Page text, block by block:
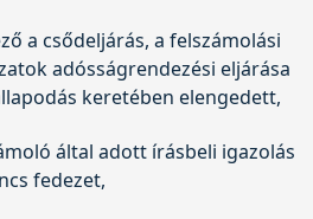
a csődeljárás, a felszámolási
adósságrendezési eljárása
keretében elengedett,
által adott írásbeli igazolás
fedezet,